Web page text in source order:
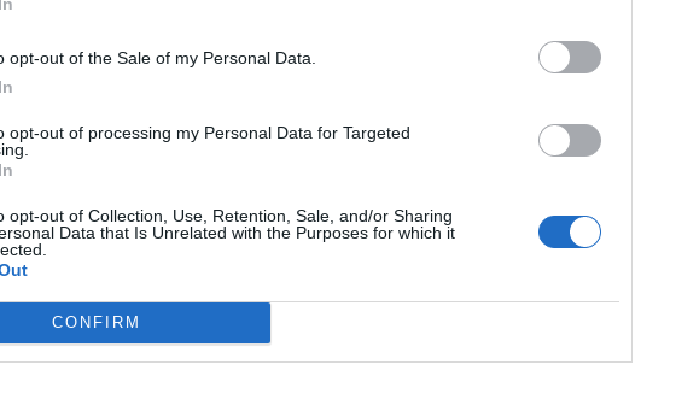
opt-out of the Sale of my Personal Data.
opt-out of processing my Personal Data for Targeted
opt-out of Collection, Use, Retention, Sale, and/or Sharing
Data that Is Unrelated with the Purposes for which it
CONFIRM
πρέπει να περνάς μέσα από τοίχους;
που δεν της αρέσει να μιλάει πολύ,
ατόμων με αναπηρία, προετοιμάζοντας
η φωνή της και της δίνει την
– ηθοποιούς και θα ολοκληρωθεί η
τηνΚρήτηκαι τοΡέθυμνο